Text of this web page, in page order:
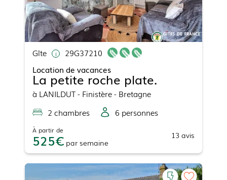
Gîte
29G37210
Location de vacances
La petite roche plate.
à LANILDUT- Finistère - Bretagne
2 chambres 6 personnes
À partir de
525 par semaine
13 avis